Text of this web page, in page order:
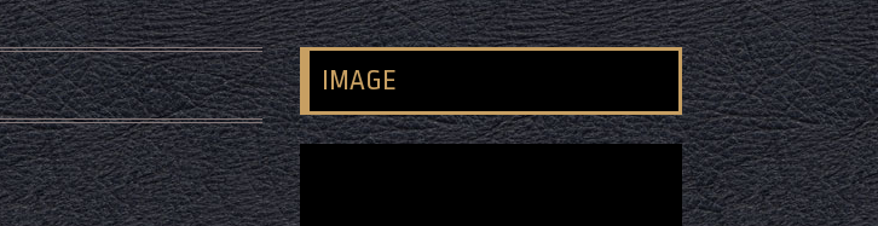
IMAGE